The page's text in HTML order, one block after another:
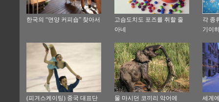
한국의 “면양 커피숍” 찾아서
고슴도치도 포즈를 취할 줄
아네
각 종
기이
(피겨스케이팅) 중국 대표단
물 마시던 코끼리 악어에
세계